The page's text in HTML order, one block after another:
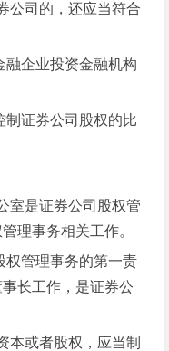
理事务相关工作。
长工作，是证券公